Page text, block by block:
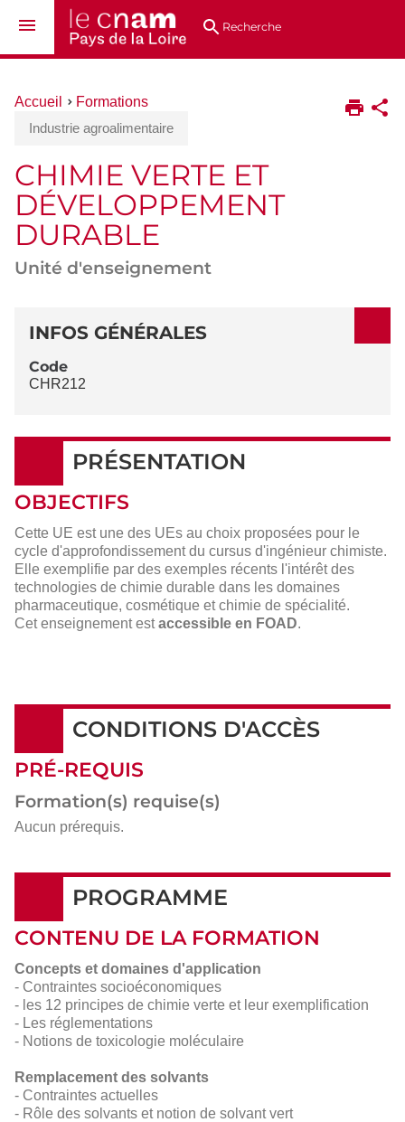
au
directsRecherche
Vous
ici :
Accueil
Formations
Industrie agroalimentaire
CHIMIE VERTE ET
DÉVELOPPEMENT
DURABLE
Unité d'enseignement
DÉTAILS
INFOS GÉNÉRALES
Code
CHR212
PRÉSENTATION
OBJECTIFS
Cette UE est une des UEs au choix proposées pour le
cycle d'approfondissement du cursus d'ingénieur chimiste.
Elle exemplifie par des exemples récents l'intérêt des
technologies de chimie durable dans les domaines
pharmaceutique, cosmétique et chimie de spécialité.
Cet enseignement estaccessible en FOAD.
CONDITIONS D'ACCÈS
PRÉ-REQUIS
Formation(s) requise(s)
Aucun prérequis.
PROGRAMME
CONTENU DE LA FORMATION
Concepts et domaines d'application
- Contraintes socioéconomiques
- les 12 principes de chimie verte et leur exemplification
- Les réglementations
- Notions de toxicologie moléculaire
Remplacement des solvants
- Contraintes actuelles
- Rôle des solvants et notion de solvant vert